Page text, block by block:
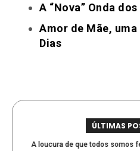
A “Nova” Onda
Amor de Mãe,
Dias
ÚLTIMAS
A loucura de que todos somos